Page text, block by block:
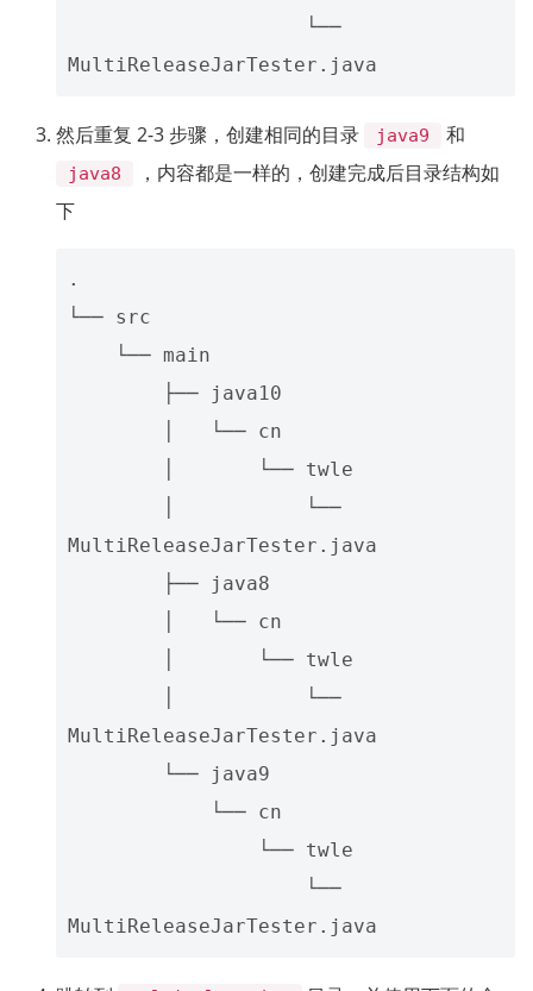
然后重复 2-3 步骤，创建相同的目录 java9 和
java8
，内容都是一样的，创建完成后目录结构如
下
.
└── src
MultiReleaseJarTester.java
MultiReleaseJarTester.java